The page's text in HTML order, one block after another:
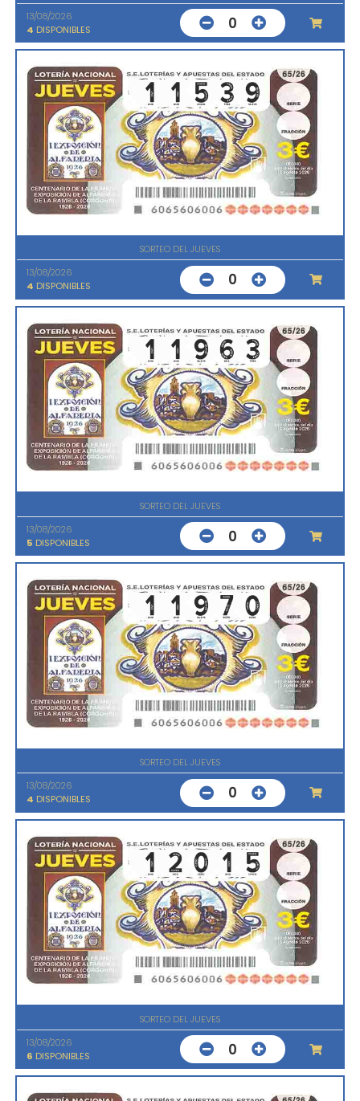
13/08/2026
4 DISPONIBLES 0
SORTEO DEL JUEVES
13/08/2026
4 DISPONIBLES 0
SORTEO DEL JUEVES
13/08/2026
5 DISPONIBLES 0
SORTEO DEL JUEVES
13/08/2026
4 DISPONIBLES 0
SORTEO DEL JUEVES
13/08/2026
6 DISPONIBLES 0